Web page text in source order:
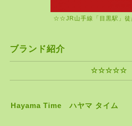
☆☆JR山手線「目黒駅」
ブランド紹介
☆☆☆☆☆
Hayama Time ハヤマ タイム